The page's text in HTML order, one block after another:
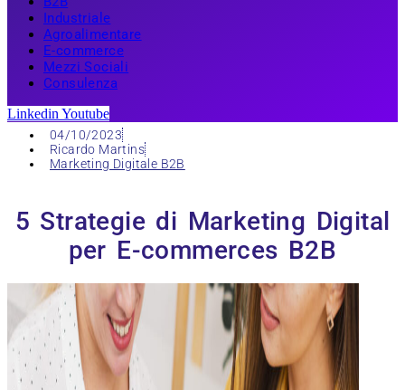
Industriale
Agroalimentare
E-commerce
Mezzi Sociali
Consulenza
Linkedin Youtube
04/10/2023
Ricardo Martins
Marketing Digitale B2B
5 Strategie di Marketing Digital
per E-commerces B2B